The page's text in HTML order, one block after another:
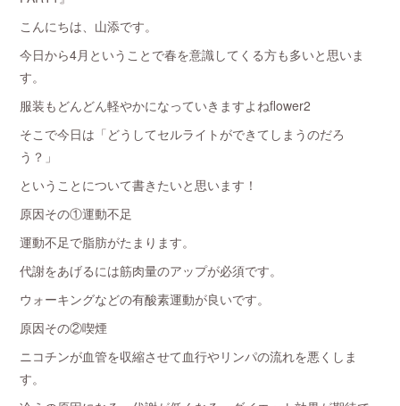
こんにちは、山添です。
今日から4月ということで春を意識してくる方も多いと思いま
す。
服装もどんどん軽やかになっていきますよねflower2
そこで今日は「どうしてセルライトができてしまうのだろ
う？」
ということについて書きたいと思います！
原因その①運動不足
運動不足で脂肪がたまります。
代謝をあげるには筋肉量のアップが必須です。
ウォーキングなどの有酸素運動が良いです。
原因その②喫煙
ニコチンが血管を収縮させて血行やリンパの流れを悪くしま
す。